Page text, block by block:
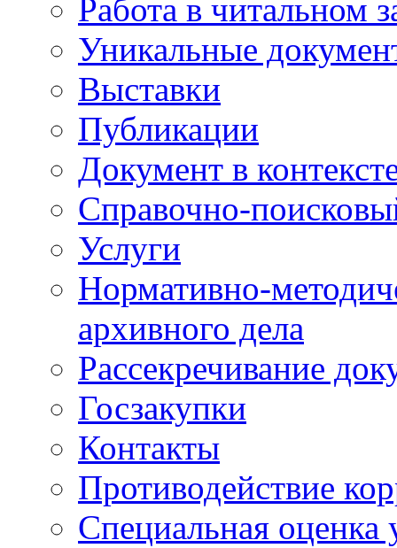
Работа в читальном
Уникальные
Выставки
Публикации
Документ в
Справочно-
Услуги
Нормативно-
архивного дела
Рассекречивание
Госзакупки
Контакты
Противодействие
Специальная оценка